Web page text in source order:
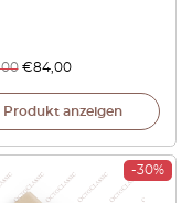
€84,00
Produkt anzeigen
-30%